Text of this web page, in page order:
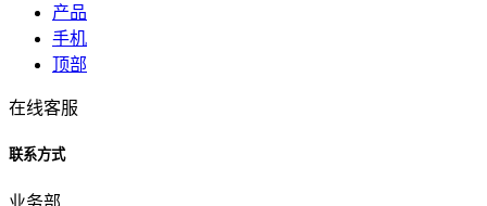
产品
手机
顶部
在线客服
联系方式